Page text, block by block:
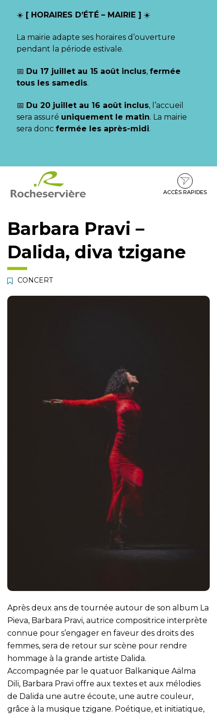
☀️ [ HORAIRES D’ÉTÉ – MAIRIE ] ☀️
La mairie adapte ses horaires d’ouverture
pendant la période estivale.
📅 Du 17 juillet au 15 août inclus, fermée
tous les samedis.
📅 Du 20 juillet au 16 août inclus, l’accueil
sera assuré uniquement le matin. La mairie
sera donc fermée les après-midi.
contenu
pied
ACCÈS RAPIDES
Barbara Pravi –
Dalida, diva tzigane
CONCERT
Après deux ans de tournée autour de son album La
Pieva, Barbara Pravi, autrice compositrice interprète
connue pour s’engager en faveur des droits des
femmes, sera de retour sur scène pour rendre
hommage à la grande artiste Dalida.
Accompagnée par le quatuor Balkanique Aälma
Dili, Barbara Pravi offre aux textes et aux mélodies
de Dalida une autre écoute, une autre couleur,
grâce à la musique tzigane. Poétique, et initiatique,